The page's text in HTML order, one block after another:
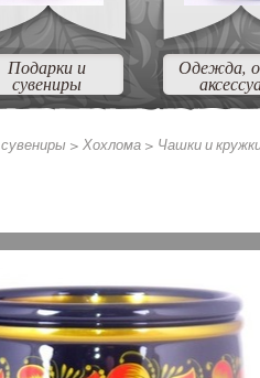
Подарки и
сувениры
Одежда,
> Хохлома > Чашки и